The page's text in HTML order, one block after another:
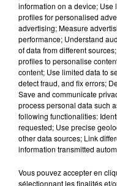
Cet élément est
du dépôt de
vous souhaitez
votre accord
information on a device; Use
profiles for personalised
advertising; Measure
performance; Understand
of data from different
profiles to personalise
content; Use limited data to
detect fraud, and fix errors;
Save and communicate
process personal data such
following functionalities:
requested; Use precise
other data sources; Link
information transmitted
Vous pouvez accepter en
sélectionnant les finalités et/